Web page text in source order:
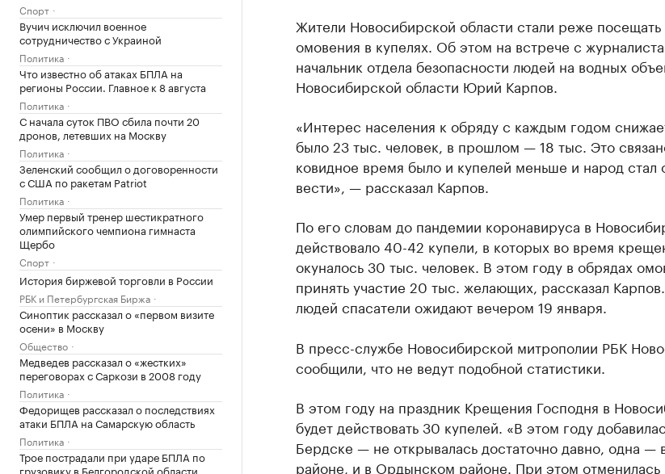
Спорт
Вучич исключил военное
сотрудничество с Украиной
Политика
Что известно об атаках БПЛА на
регионы России. Главное к 8 августа
Политика
С начала суток ПВО сбила почти 20
дронов, летевших на Москву
Политика
Зеленский сообщил о договоренности
с США по ракетам Patriot
Политика
Умер первый тренер шестикратного
олимпийского чемпиона гимнаста
Щербо
Спорт
История биржевой торговли в России
РБК и Петербургская Биржа
Синоптик рассказал о «первом визите
осени» в Москву
Общество
Медведев рассказал о «жестких»
переговорах с Саркози в 2008 году
Политика
Федорищев рассказал о последствиях
атаки БПЛА на Самарскую область
Политика
Трое пострадали при ударе БПЛА по
грузовику в Белгородской области
Жители Новосибирской области стали реже
омовения в купелях. Об этом на встрече с
начальник отдела безопасности людей на водных
Новосибирской области Юрий Карпов.
«Интерес населения к обряду с каждым годом
было 23 тыс. человек, в прошлом — 18 тыс. Это
ковидное время было и купелей меньше и народ стал
вести», — рассказал Карпов.
По его словам до пандемии коронавируса в
действовало 40-42 купели, в которых во время
окуналось 30 тыс. человек. В этом году в обрядах
принять участие 20 тыс. желающих, рассказал
людей спасатели ожидают вечером 19 января.
В пресс-службе Новосибирской митрополии РБК
сообщили, что не ведут подобной статистики.
В этом году на праздник Крещения Господня в
будет действовать 30 купелей. «В этом году
Бердске — не открывалась достаточно давно, одна —
районе, и в Ордынском районе. При этом отменилась